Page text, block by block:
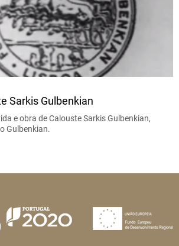
Sarkis Gulbenkian
e obra de Calouste Sarkis Gulbenkian,
Gulbenkian.